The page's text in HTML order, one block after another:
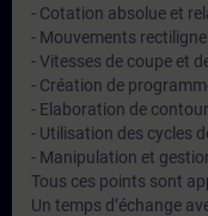
- Cotation absolue et
- Mouvements
- Vitesses de coupe et
- Création de
- Elaboration de
- Utilisation des cycles
- Manipulation et
Tous ces points sont
Un temps d’échange